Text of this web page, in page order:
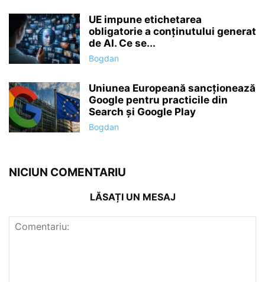
UE impune etichetarea
obligatorie a conținutului generat
de AI. Ce se...
Bogdan
Uniunea Europeană sancționează
Google pentru practicile din
Search și Google Play
Bogdan
NICIUN COMENTARIU
LĂSAȚI UN MESAJ